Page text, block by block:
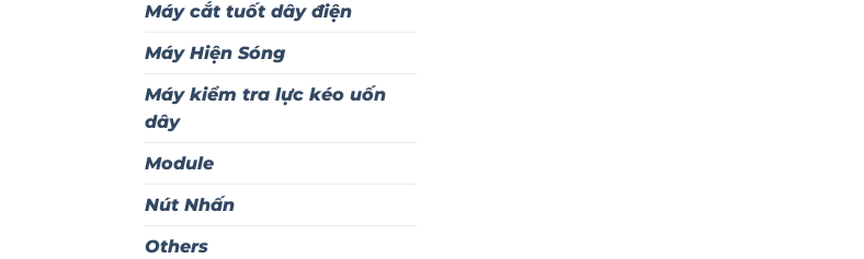
Máy cắt tuốt dây điện
Máy Hiện Sóng
Máy kiểm tra lực kéo uốn
dây
Module
Nút Nhấn
Others